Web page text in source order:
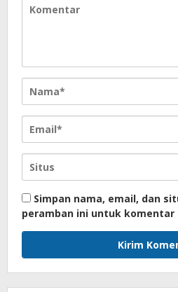
Simpan nama, email, dan
peramban ini untuk komentar